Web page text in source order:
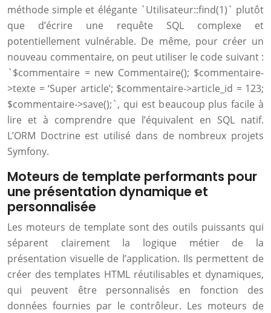
méthode simple et élégante `Utilisateur::find(1)` plutôt
que d’écrire une requête SQL complexe et
potentiellement vulnérable. De même, pour créer un
nouveau commentaire, on peut utiliser le code suivant :
`$commentaire = new Commentaire(); $commentaire-
>texte = ‘Super article’; $commentaire->article_id = 123;
$commentaire->save();`, qui est beaucoup plus facile à
lire et à comprendre que l’équivalent en SQL natif.
L’ORM Doctrine est utilisé dans de nombreux projets
Symfony.
Moteurs de template performants pour
une présentation dynamique et
personnalisée
Les moteurs de template sont des outils puissants qui
séparent clairement la logique métier de la
présentation visuelle de l’application. Ils permettent de
créer des templates HTML réutilisables et dynamiques,
qui peuvent être personnalisés en fonction des
données fournies par le contrôleur. Les moteurs de